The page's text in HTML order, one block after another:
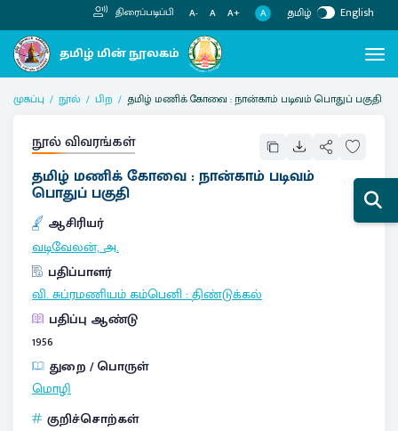
திரைப்படிப்பி A- A A+ A தமிழ் English
முகப்பு நூல் பிற தமிழ் மணிக் கோவை : நான்காம் படிவம் பொதுப் பகுதி
நூல் விவரங்கள்
தமிழ் மணிக் கோவை : நான்காம் படிவம்
பொதுப் பகுதி
ஆசிரியர்
வடிவேலன், அ.
பதிப்பாளர்
வி. சுப்ரமணியம் கம்பெனி:திண்டுக்கல்
பதிப்பு ஆண்டு
1956
துறை / பொருள்
மொழி
குறிச்சொற்கள்